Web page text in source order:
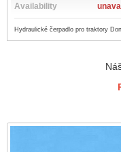
Availability
Hydraulické čerpadlo pro traktory